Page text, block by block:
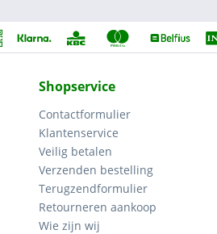
Shopservice
Contactformulier
Klantenservice
Veilig betalen
Verzenden bestelling
Terugzendformulier
Retourneren aankoop
Wie zijn wij